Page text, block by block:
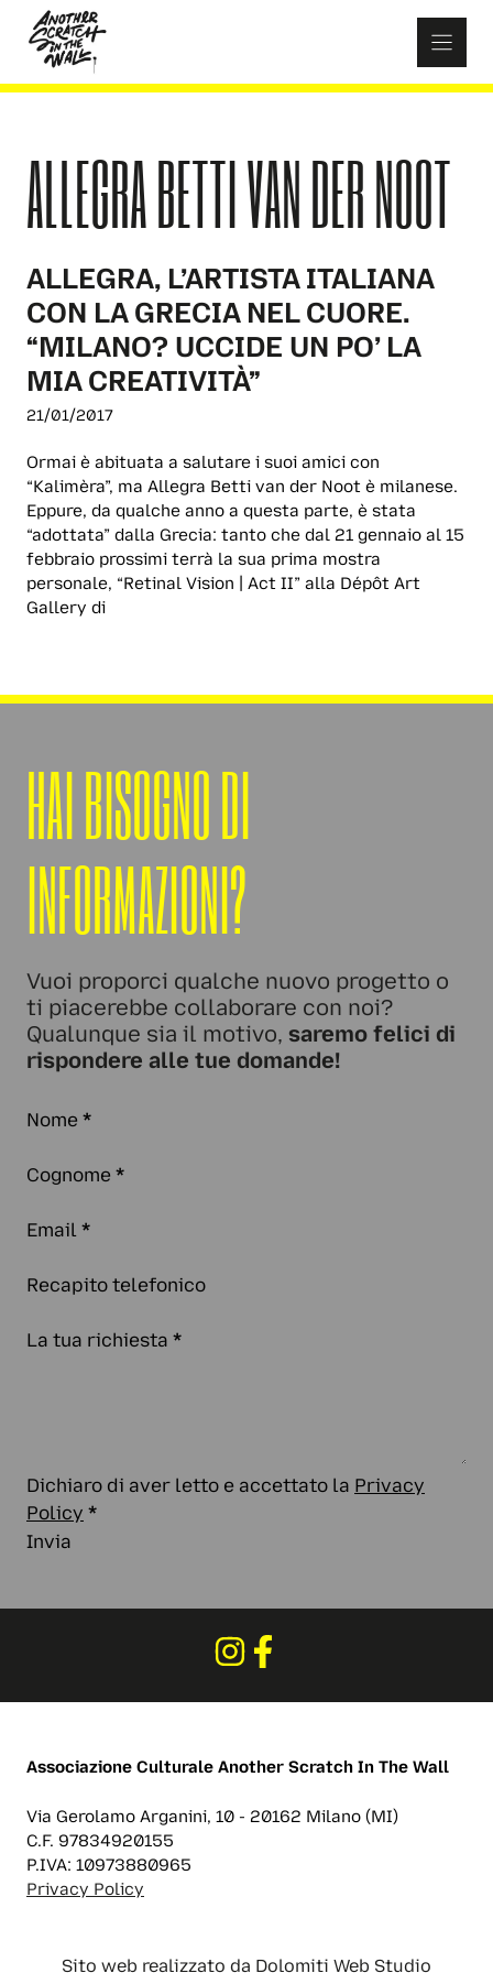
content
ALLEGRA BETTI VAN DER NOOT
ALLEGRA, L’ARTISTA ITALIANA
CON LA GRECIA NEL CUORE.
“MILANO? UCCIDE UN PO’ LA
MIA CREATIVITÀ”
21/01/2017
Ormai è abituata a salutare i suoi amici con
“Kalimèra”, ma Allegra Betti van der Noot è milanese.
Eppure, da qualche anno a questa parte, è stata
“adottata” dalla Grecia: tanto che dal 21 gennaio al 15
febbraio prossimi terrà la sua prima mostra
personale, “Retinal Vision | Act II” alla Dépôt Art
Gallery di
HAI BISOGNO DI
INFORMAZIONI?
Vuoi proporci qualche nuovo progetto o
ti piacerebbe collaborare con noi?
Qualunque sia il motivo, saremo felici di
rispondere alle tue domande!
Nome *
Cognome *
Email *
Recapito telefonico
La tua richiesta *
Dichiaro di aver letto e accettato la Privacy
Policy *
Invia
Associazione Culturale Another Scratch In The Wall
Via Gerolamo Arganini, 10 - 20162 Milano (MI)
C.F. 97834920155
P.IVA: 10973880965
Privacy Policy
Sito web realizzato da Dolomiti Web Studio